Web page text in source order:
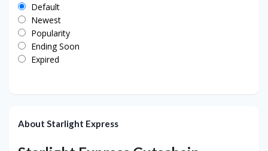
Default
Newest
Popularity
Ending Soon
Expired
About Starlight Express